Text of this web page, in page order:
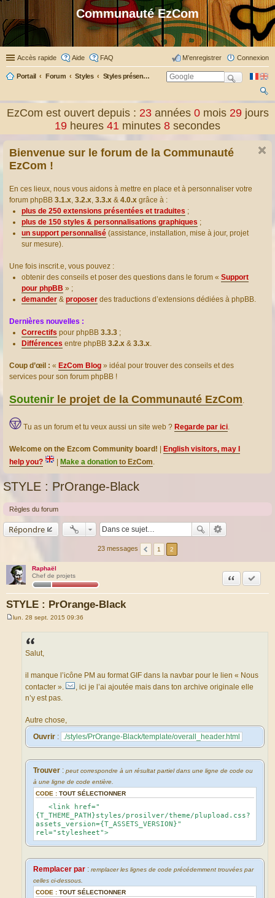
Communauté EzCom
Accès rapide Aide FAQ Connexion
M’enregistrer
Portail Forum Styles Styles présentés & traduits
ch
er
EzCom est ouvert depuis : 23 années0 mois29 jours
19 heures 41 minutes 8 secondes
Bienvenue sur le forum de la Communauté
EzCom !
En ces lieux, nous vous aidons à mettre en place et à personnaliser votre
forum phpBB 3.1.x, 3.2.x, 3.3.x & 4.0.x grâce à :
plus de 250 extensions présentées et traduites ;
plus de 150 styles & personnalisations graphiques ;
un support personnalisé (assistance, installation, mise à jour, projet
sur mesure).
Une fois inscrit.e, vous pouvez :
obtenir des conseils et poser des questions dans le forum « Support
pour phpBB » ;
demander & proposer des traductions d’extensions dédiées à phpBB.
Dernières nouvelles :
Correctifs pour phpBB 3.3.3 ;
Différences entre phpBB 3.2.x & 3.3.x.
Coup d’œil : « EzCom Blog » idéal pour trouver des conseils et des
services pour son forum phpBB !
Soutenir le projet de la Communauté EzCom.
Tu as un forum et tu veux aussi un site web ? Regarde par ici.
Welcome on the Ezcom Community board!
English visitors, may I
help you?
Make a donation to EzCom.
STYLE : PrOrange-Black
Règles du forum
Répondre
23 messages 1 2
Raphaël
Chef de projets
STYLE : PrOrange-Black
Citation
lun. 28 sept. 2015 09:36
Salut,
il manque l’icône PM au format GIF dans la navbar pour le lien « Nous
contacter ».
, ici je l’ai ajoutée mais dans ton archive originale elle
n’y est pas.
Autre chose,
Ouvrir : ./styles/PrOrange-Black/template/overall_header.html
Trouver : peut correspondre à un résultat partiel dans une ligne de code ou
à une ligne de code entière.
CODE : TOUT SÉLECTIONNER
<link href="
{T_THEME_PATH}styles/prosilver/theme/plupload.css?
assets_version={T_ASSETS_VERSION}"
rel="stylesheet">
Remplacer par : remplacer les lignes de code précédemment trouvées par
celles ci-dessous.
CODE : TOUT SÉLECTIONNER